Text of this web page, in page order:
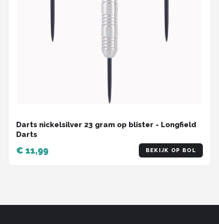
Darts nickelsilver 23 gram op blister - Longfield
Darts
€ 11,99 BEKIJK OP BOL